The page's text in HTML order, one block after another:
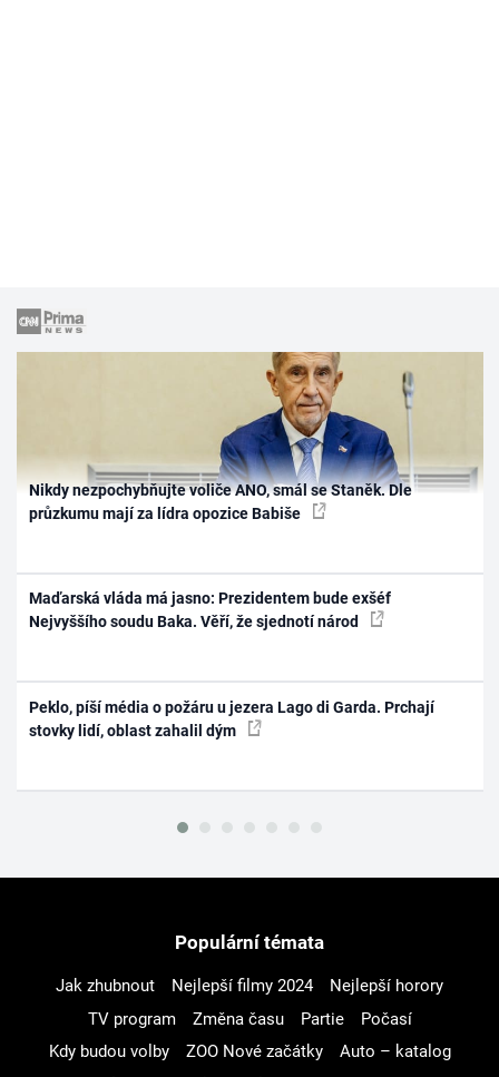
Nikdy nezpochybňujte voliče ANO, smál se Staněk. Dle
průzkumu mají za lídra opozice Babiše
Maďarská vláda má jasno: Prezidentem bude exšéf
Nejvyššího soudu Baka. Věří, že sjednotí národ
Peklo, píší média o požáru u jezera Lago di Garda. Prchají
stovky lidí, oblast zahalil dým
Populární témata
Jak zhubnout Nejlepší filmy 2024
Nejlepší horory
TV program
Změna času Partie
Počasí
Kdy budou volby
ZOO Nové začátky
Auto – katalog